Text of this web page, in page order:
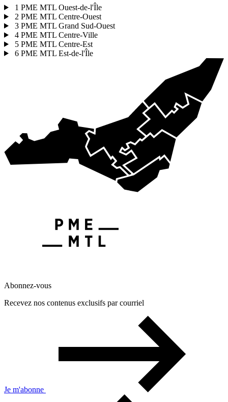
1 PME MTL Ouest-de-l'Île
2 PME MTL Centre-Ouest
3 PME MTL Grand Sud-Ouest
4 PME MTL Centre-Ville
5 PME MTL Centre-Est
6 PME MTL Est-de-l'Île
Abonnez-vous
Recevez nos contenus exclusifs par courriel
Je m'abonne